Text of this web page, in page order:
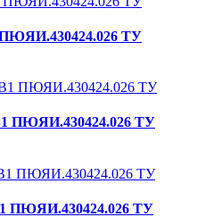
ТУ
ПЮЯИ.430424.026 ТУ
ПЮЯИ.430424.026 ТУ